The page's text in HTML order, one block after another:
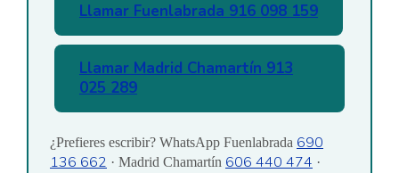
Llamar Fuenlabrada 916 098 159
Llamar Madrid Chamartín 913
025 289
¿Prefieres escribir? WhatsApp Fuenlabrada 690
136 662 · Madrid Chamartín 606 440 474 ·